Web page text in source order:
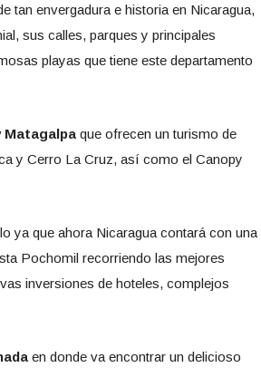
tan envergadura e historia en Nicaragua,
sus calles, parques y principales
playas que tiene este departamento
Matagalpa que ofrecen un turismo de
y Cerro La Cruz, así como el Canopy
ya que ahora Nicaragua contará con una
Pochomil recorriendo las mejores
inversiones de hoteles, complejos
en donde va encontrar un delicioso